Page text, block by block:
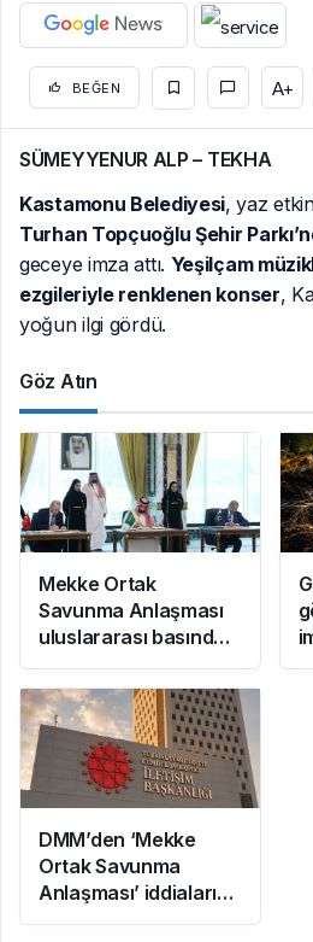
BEĞEN A+
SÜMEYYENUR ALP – TEKHA
Kastamonu Belediyesi, yaz
Turhan Topçuoğlu Şehir
geceye imza attı. Yeşilçam
ezgileriyle renklenen konser,
yoğun ilgi gördü.
Göz Atın
Mekke Ortak
Savunma Anlaşması
uluslararası basında
geniş yankı uyandırdı
DMM’den ‘Mekke
Ortak Savunma
Anlaşması’ iddialarına
yalanlama